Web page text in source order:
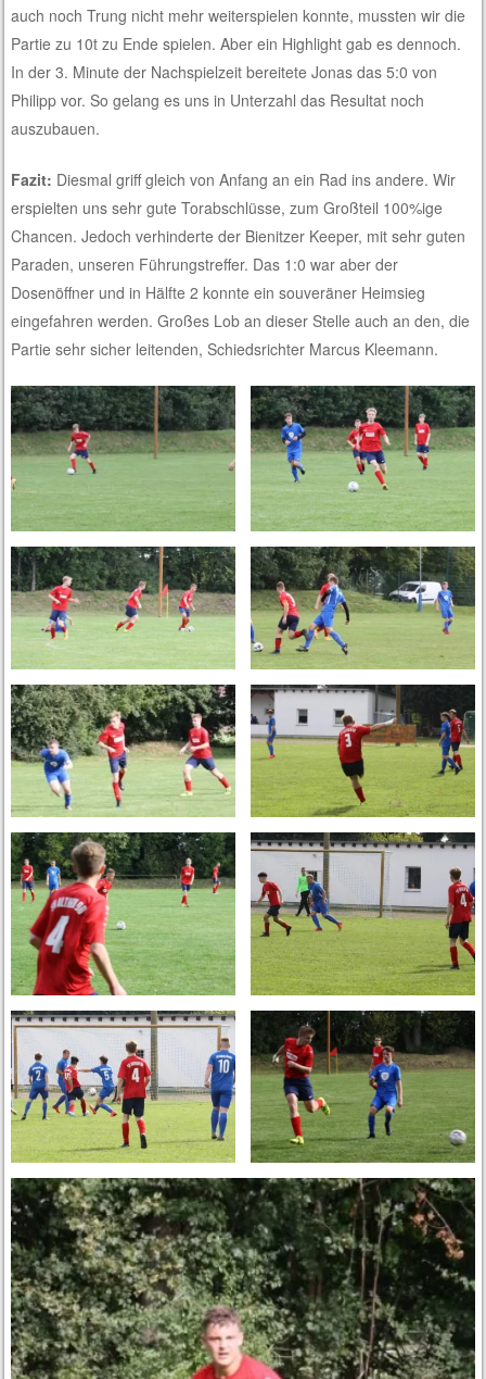
auch noch Trung nicht mehr weiterspielen konnte, mussten wir die
Partie zu 10t zu Ende spielen. Aber ein Highlight gab es dennoch.
In der 3. Minute der Nachspielzeit bereitete Jonas das 5:0 von
Philipp vor. So gelang es uns in Unterzahl das Resultat noch
auszubauen.
Fazit: Diesmal griff gleich von Anfang an ein Rad ins andere. Wir
erspielten uns sehr gute Torabschlüsse, zum Großteil 100%ige
Chancen. Jedoch verhinderte der Bienitzer Keeper, mit sehr guten
Paraden, unseren Führungstreffer. Das 1:0 war aber der
Dosenöffner und in Hälfte 2 konnte ein souveräner Heimsieg
eingefahren werden. Großes Lob an dieser Stelle auch an den, die
Partie sehr sicher leitenden, Schiedsrichter Marcus Kleemann.